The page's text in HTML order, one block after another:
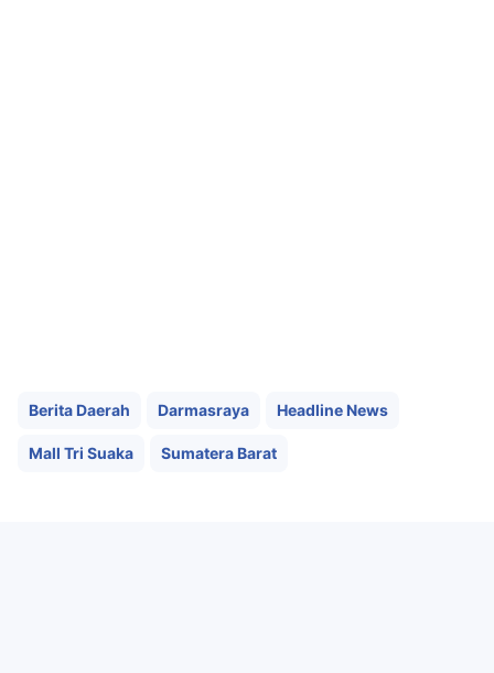
Berita Daerah Darmasraya Headline News
Mall Tri Suaka Sumatera Barat